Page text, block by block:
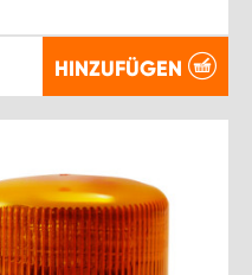
HINZUFÜGEN